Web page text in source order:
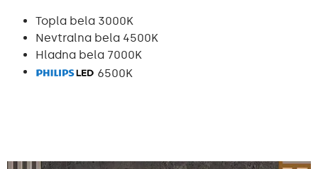
Topla bela 3000K
Nevtralna bela 4500K
Hladna bela 7000K
6500K